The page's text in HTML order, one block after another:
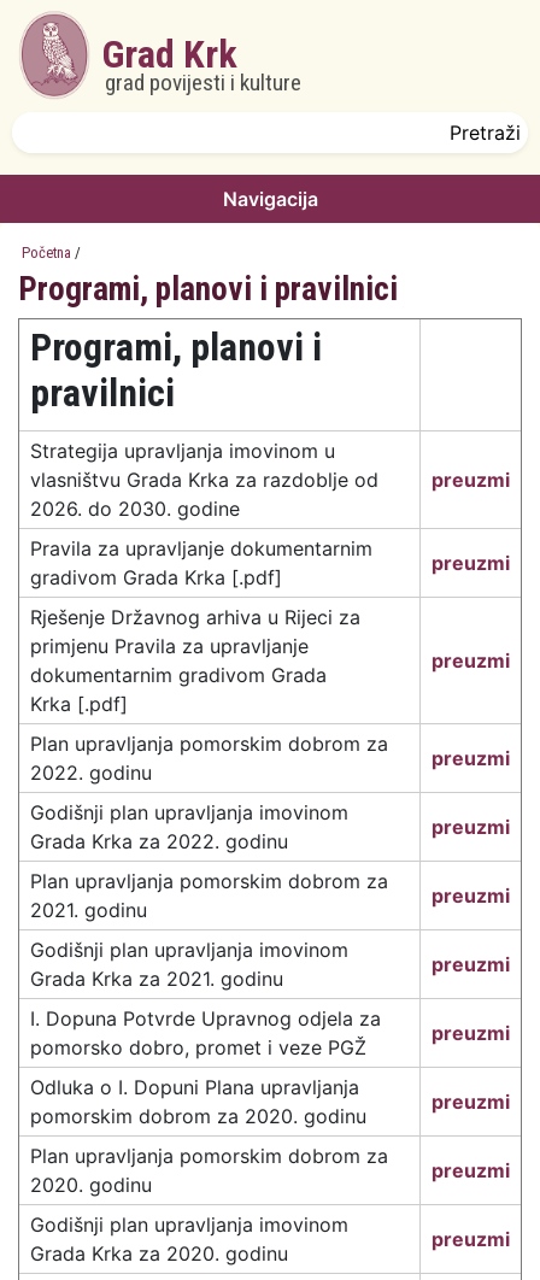
Skoči na glavni sadržaj
Grad Krk
grad povijesti i kulture
Navigacija
Početna /
Programi, planovi i pravilnici
Programi, planovi i
pravilnici
Strategija upravljanja imovinom u
vlasništvu Grada Krka za razdoblje od
2026. do 2030. godine
preuzmi
Pravila za upravljanje dokumentarnim
gradivom Grada Krka [.pdf]
preuzmi
Rješenje Državnog arhiva u Rijeci za
primjenu Pravila za upravljanje
dokumentarnim gradivom Grada
Krka [.pdf]
preuzmi
Plan upravljanja pomorskim dobrom za
2022. godinu
preuzmi
Godišnji plan upravljanja imovinom
Grada Krka za 2022. godinu
preuzmi
Plan upravljanja pomorskim dobrom za
2021. godinu
preuzmi
Godišnji plan upravljanja imovinom
Grada Krka za 2021. godinu
preuzmi
I. Dopuna Potvrde Upravnog odjela za
pomorsko dobro, promet i veze PGŽ
preuzmi
Odluka o I. Dopuni Plana upravljanja
pomorskim dobrom za 2020. godinu
preuzmi
Plan upravljanja pomorskim dobrom za
2020. godinu
preuzmi
Godišnji plan upravljanja imovinom
Grada Krka za 2020. godinu
preuzmi